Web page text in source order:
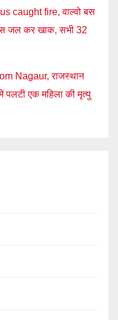
caught fire, वाल्वो बस
जल कर खाक, सभी 32
Nagaur, राजस्थान
में पलटी एक महिला की मृत्यु